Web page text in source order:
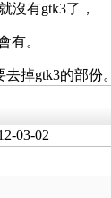
沒有gtk3了，
有。
掉gtk3的部份。
03-02